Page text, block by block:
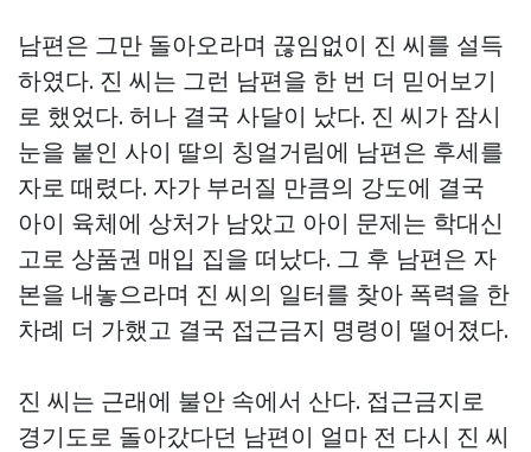
남편은 그만 돌아오라며 끊임없이 진 씨를 설득
하였다. 진 씨는 그런 남편을 한 번 더 믿어보기
로 했었다. 허나 결국 사달이 났다. 진 씨가 잠시
눈을 붙인 사이 딸의 칭얼거림에 남편은 후세를
자로 때렸다. 자가 부러질 만큼의 강도에 결국
아이 육체에 상처가 남았고 아이 문제는 학대신
고로 상품권 매입 집을 떠났다. 그 후 남편은 자
본을 내놓으라며 진 씨의 일터를 찾아 폭력을 한
차례 더 가했고 결국 접근금지 명령이 떨어졌다.
진 씨는 근래에 불안 속에서 산다. 접근금지로
경기도로 돌아갔다던 남편이 얼마 전 다시 진 씨